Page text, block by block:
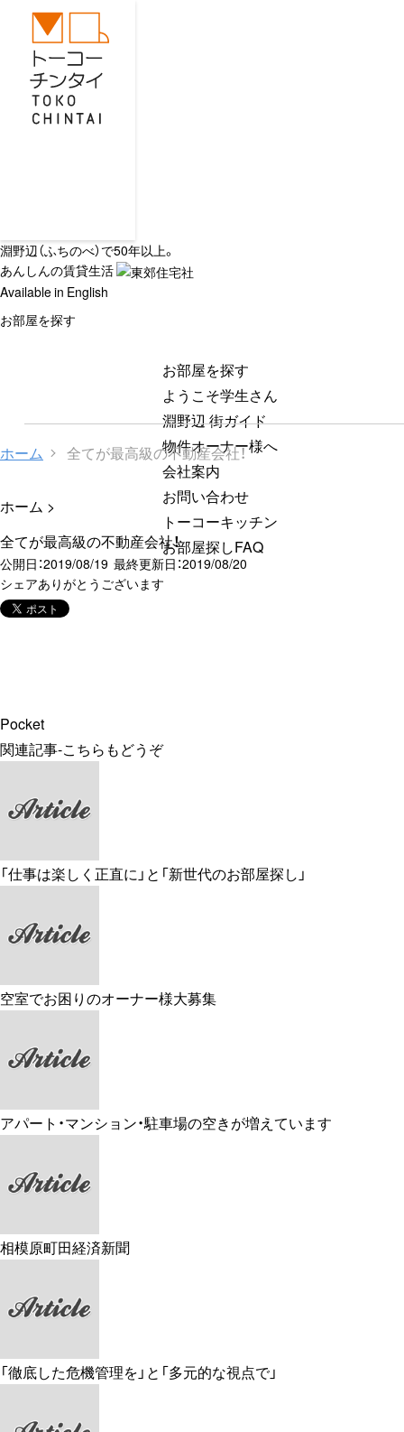
淵野辺（ふちのべ）で50年以上。
あんしんの賃貸生活
Available in English
お部屋を探す
お部屋を探す
ようこそ学生さん
淵野辺 街ガイド
物件オーナー様へ
会社案内
お問い合わせ
トーコーキッチン
お部屋探しFAQ
ホーム 全てが最高級の不動産会社！
ホーム >
全てが最高級の不動産会社！
公開日：2019/08/19 最終更新日：2019/08/20
シェアありがとうございます
Pocket
関連記事-こちらもどうぞ
「仕事は楽しく正直に」と「新世代のお部屋探し」
空室でお困りのオーナー様大募集
アパート・マンション・駐車場の空きが増えています
相模原町田経済新聞
「徹底した危機管理を」と「多元的な視点で」